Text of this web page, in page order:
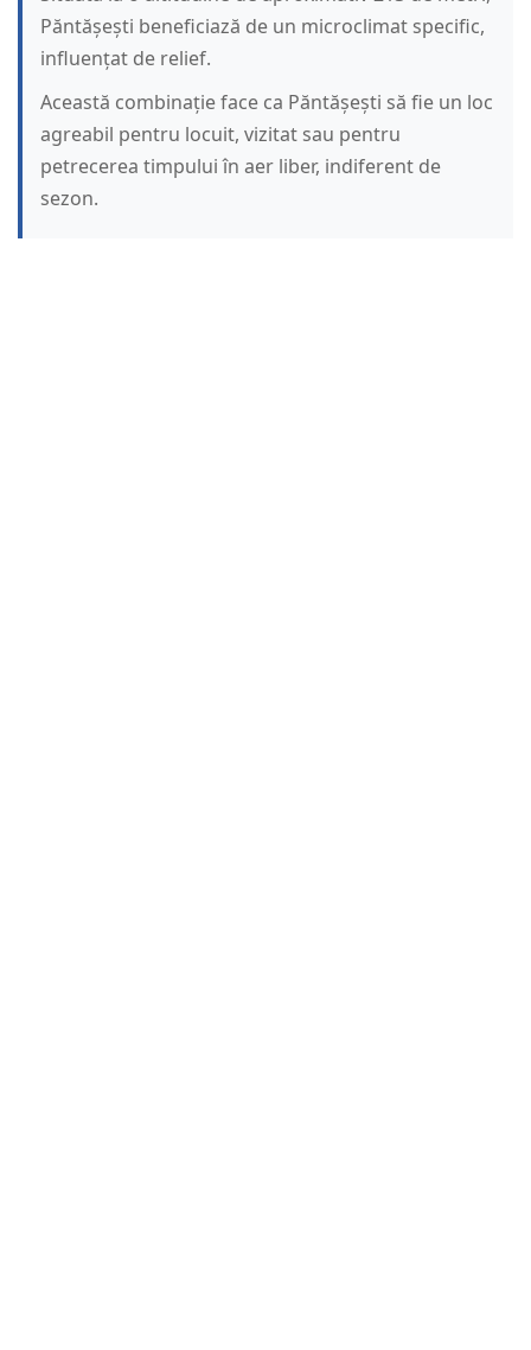
Păntășești beneficiază de un microclimat specific,
influențat de relief.
Această combinație face ca Păntășești să fie un loc
agreabil pentru locuit, vizitat sau pentru
petrecerea timpului în aer liber, indiferent de
sezon.